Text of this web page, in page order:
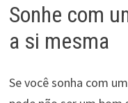
Sonhe com
a si mesma
Se você sonha com